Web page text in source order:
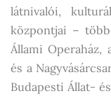
látnivalói,
központjai –
Állami Operaház,
és a
Budapesti Állat-